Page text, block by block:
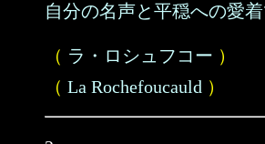
自分の名声と平穏への愛着
（ ラ・ロシュフコー ）
（ La Rochefoucauld ）